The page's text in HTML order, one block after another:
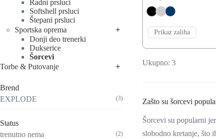
Radni prsluci
Softshell prsluci
Štepani prsluci
Sportska oprema
+
Donji deo trenerki
Dukserice
Šorcevi
Torbe & Putovanje
+
Brend
EXPLODE
(3)
Status
trenutno nema
(2)
Prikaz zaliha
Ukupno: 3
Zašto su šorcevi
Šorcevi su popularni
slobodno kretanje, što